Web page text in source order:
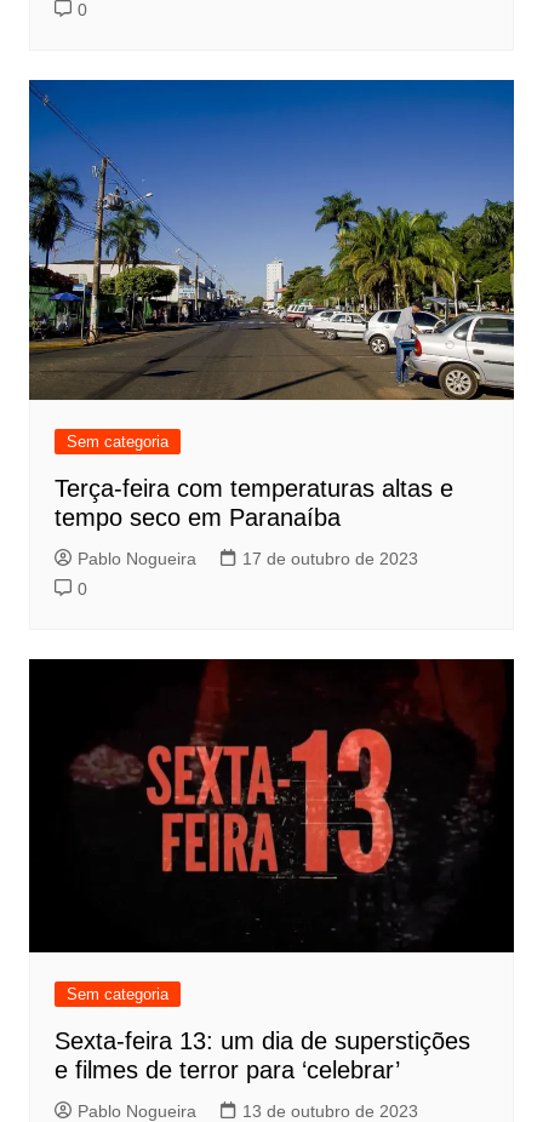
0
Sem categoria
Terça-feira com temperaturas altas e
tempo seco em Paranaíba
Pablo Nogueira
17 de outubro de 2023
0
Sem categoria
Sexta-feira 13: um dia de superstições
e filmes de terror para ‘celebrar’
Pablo Nogueira
13 de outubro de 2023